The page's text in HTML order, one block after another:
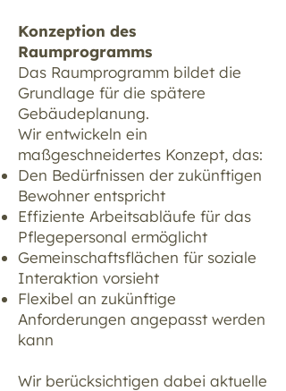
Konzeption des
Raumprogramms
Das Raumprogramm bildet die
Grundlage für die spätere
Gebäudeplanung.
Wir entwickeln ein
maßgeschneidertes Konzept, das:
Den Bedürfnissen der zukünftigen
Bewohner entspricht
Effiziente Arbeitsabläufe für das
Pflegepersonal ermöglicht
Gemeinschaftsflächen für soziale
Interaktion vorsieht
Flexibel an zukünftige
Anforderungen angepasst werden
kann
Wir berücksichtigen dabei aktuelle